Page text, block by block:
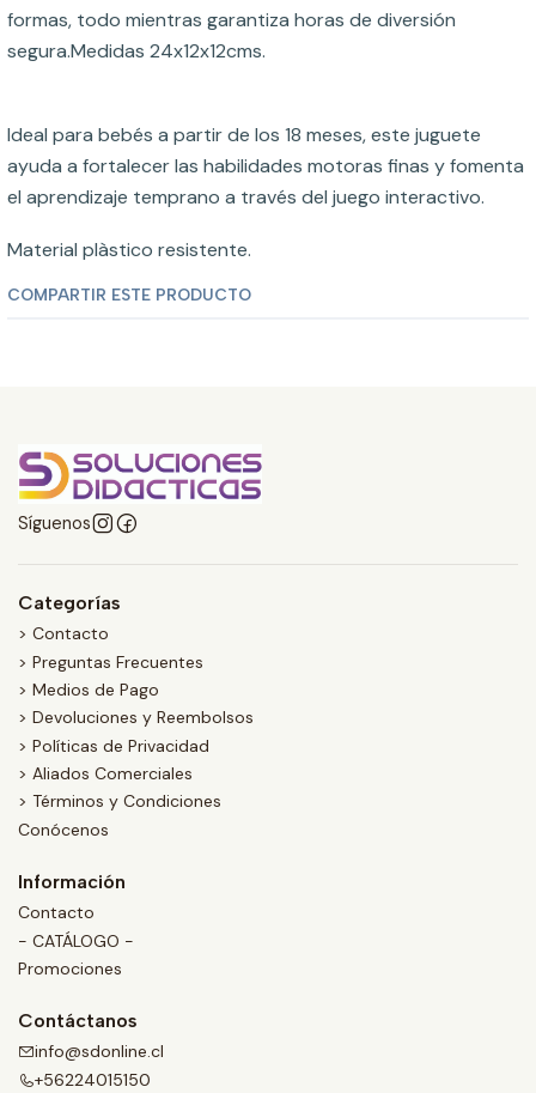
formas, todo mientras garantiza horas de diversión
segura.Medidas 24x12x12cms.
Ideal para bebés a partir de los 18 meses, este juguete
ayuda a fortalecer las habilidades motoras finas y fomenta
el aprendizaje temprano a través del juego interactivo.
Material plàstico resistente.
COMPARTIR ESTE PRODUCTO
Síguenos
Categorías
> Contacto
> Preguntas Frecuentes
> Medios de Pago
> Devoluciones y Reembolsos
> Políticas de Privacidad
> Aliados Comerciales
> Términos y Condiciones
Conócenos
Información
Contacto
- CATÁLOGO -
Promociones
Contáctanos
info@sdonline.cl
+56224015150